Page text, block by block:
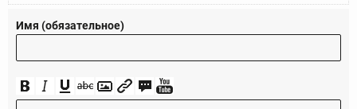
Имя (обязательное)